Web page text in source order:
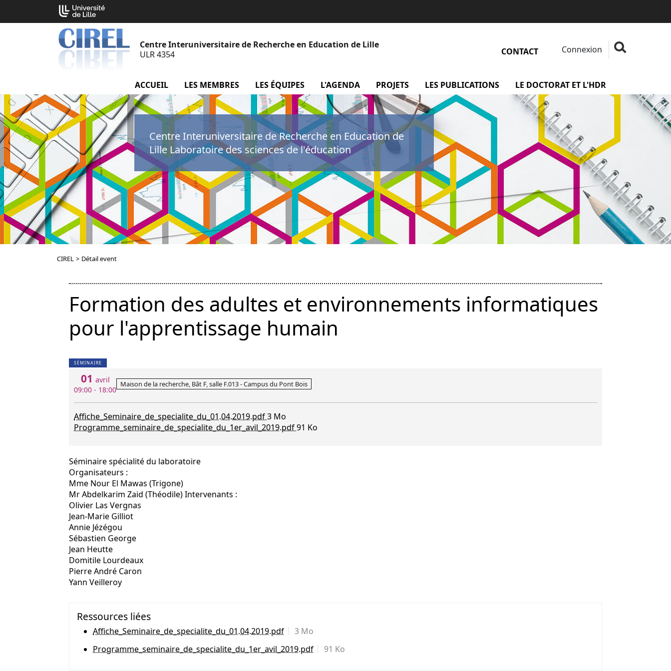
Centre Interuniversitaire de Recherche en Education de Lille
ULR 4354
CONTACT Connexion Rechercher
Fermer la
ACCUEIL LES MEMBRES menu Les membres
LES ÉQUIPES menu Les équipes
L'AGENDA menu L'agenda
PROJETS menu Projets
LES PUBLICATIONS menu Les publications
LE DOCTORAT ET L'HDR
Centre Interuniversitaire de Recherche en Education de
Lille Laboratoire des sciences de l'éducation
CIREL > Détail event
Formation des adultes et environnements informatiques
pour l'apprentissage humain
SÉMINAIRE
01 avril
09:00 - 18:00
Maison de la recherche, Bât F, salle F.013 - Campus du Pont Bois
Affiche_Seminaire_de_specialite_du_01.04.2019.pdf3 Mo
Programme_seminaire_de_specialite_du_1er_avil_2019.pdf91 Ko
Séminaire spécialité du laboratoire
Organisateurs :
Mme Nour El Mawas (Trigone)
Mr Abdelkarim Zaid (Théodile) Intervenants :
Olivier Las Vergnas
Jean-Marie Gilliot
Annie Jézégou
Sébastien George
Jean Heutte
Domitile Lourdeaux
Pierre André Caron
Yann Veilleroy
Ressources liées
Affiche_Seminaire_de_specialite_du_01.04.2019.pdf
3 Mo
Programme_seminaire_de_specialite_du_1er_avil_2019.pdf
91 Ko
Cookies management panel